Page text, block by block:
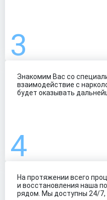
Знакомим Вас со
взаимодействие с
будет оказывать
На протяжении всего
и восстановления наша
рядом. Мы доступны 24/7,